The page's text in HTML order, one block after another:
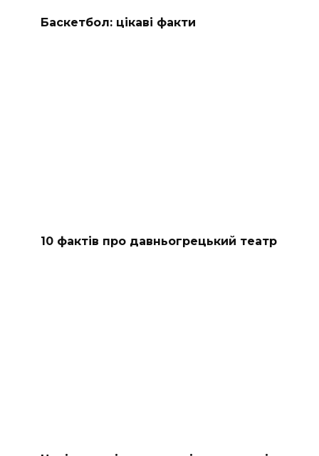
Баскетбол: цікаві факти
10 фактів про давньогрецький театр